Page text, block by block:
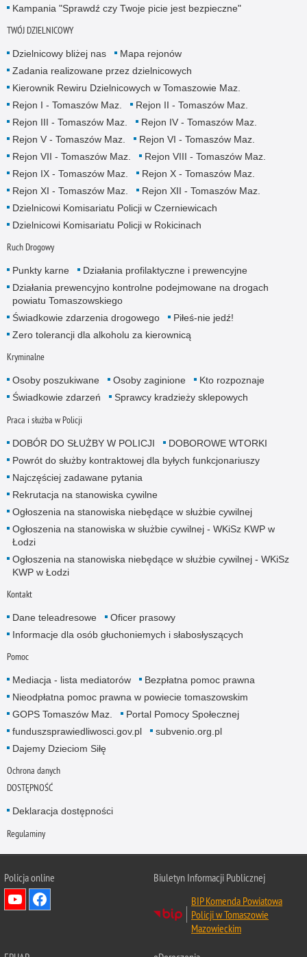
Kampania "Sprawdź czy Twoje picie jest bezpieczne"
TWÓJ DZIELNICOWY
Dzielnicowy bliżej nas
Mapa rejonów
Zadania realizowane przez dzielnicowych
Kierownik Rewiru Dzielnicowych w Tomaszowie Maz.
Rejon I - Tomaszów Maz.
Rejon II - Tomaszów Maz.
Rejon III - Tomaszów Maz.
Rejon IV - Tomaszów Maz.
Rejon V - Tomaszów Maz.
Rejon VI - Tomaszów Maz.
Rejon VII - Tomaszów Maz.
Rejon VIII - Tomaszów Maz.
Rejon IX - Tomaszów Maz.
Rejon X - Tomaszów Maz.
Rejon XI - Tomaszów Maz.
Rejon XII - Tomaszów Maz.
Dzielnicowi Komisariatu Policji w Czerniewicach
Dzielnicowi Komisariatu Policji w Rokicinach
Ruch Drogowy
Punkty karne
Działania profilaktyczne i prewencyjne
Działania prewencyjno kontrolne podejmowane na drogach
powiatu Tomaszowskiego
Świadkowie zdarzenia drogowego
Piłeś-nie jedź!
Zero tolerancji dla alkoholu za kierownicą
Kryminalne
Osoby poszukiwane Osoby zaginione
Kto rozpoznaje
Świadkowie zdarzeń
Sprawcy kradzieży sklepowych
Praca i służba w Policji
DOBÓR DO SŁUŻBY W POLICJI
DOBOROWE WTORKI
Powrót do służby kontraktowej dla byłych funkcjonariuszy
Najczęściej zadawane pytania
Rekrutacja na stanowiska cywilne
Ogłoszenia na stanowiska niebędące w służbie cywilnej
Ogłoszenia na stanowiska w służbie cywilnej - WKiSz KWP w
Łodzi
Ogłoszenia na stanowiska niebędące w służbie cywilnej - WKiSz
KWP w Łodzi
Kontakt
Dane teleadresowe
Oficer prasowy
Informacje dla osób głuchoniemych i słabosłyszących
Pomoc
Mediacja - lista mediatorów
Bezpłatna pomoc prawna
Nieodpłatna pomoc prawna w powiecie tomaszowskim
GOPS Tomaszów Maz.
Portal Pomocy Społecznej
funduszsprawiedliwosci.gov.pl
subvenio.org.pl
Dajemy Dzieciom Siłę
Ochrona danych
DOSTĘPNOŚĆ
Deklaracja dostępności
Regulaminy
Policja online
Biuletyn Informacji Publicznej
BIP Komenda Powiatowa
Policji w Tomaszowie
Mazowieckim